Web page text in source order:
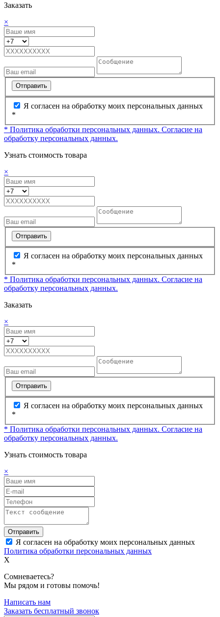
Заказать
×
Отправить
Я согласен на обработку моих персональных данных
*
* Политика обработки персональных данных. Согласие на
обработку персональных данных.
Узнать стоимость товара
×
Отправить
Я согласен на обработку моих персональных данных
*
* Политика обработки персональных данных. Согласие на
обработку персональных данных.
Заказать
×
Отправить
Я согласен на обработку моих персональных данных
*
* Политика обработки персональных данных. Согласие на
обработку персональных данных.
Узнать стоимость товара
×
Отправить
Я согласен на обработку моих персональных данных
Политика обработки персональных данных
X
Сомневаетесь?
Мы рядом и готовы помочь!
Написать нам
Заказать бесплатный звонок